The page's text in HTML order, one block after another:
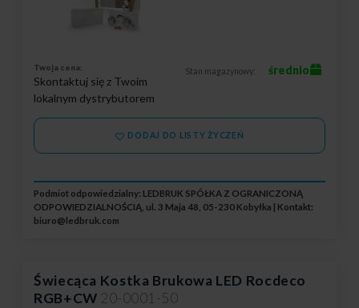
Twoja cena:
Skontaktuj się z Twoim
lokalnym dystrybutorem
Stan magazynowy: średnio
DODAJ DO LISTY ŻYCZEŃ
Podmiot odpowiedzialny: LEDBRUK SPÓŁKA Z OGRANICZONĄ
ODPOWIEDZIALNOŚCIĄ, ul. 3 Maja 48, 05-230 Kobyłka | Kontakt:
biuro@ledbruk.com
Świecąca Kostka Brukowa LED Rocdeco
RGB+CW 20-0001-50